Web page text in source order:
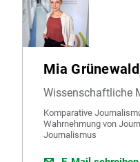
Mia
Wissenschaftliche
Komparative
Wahrnehmung von
Journalismus